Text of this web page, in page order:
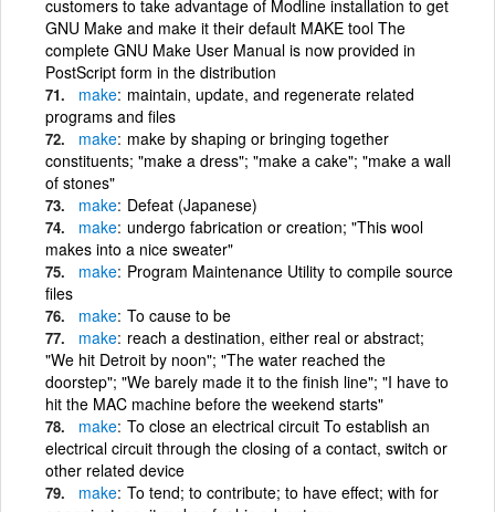
customers to take advantage of Modline installation to get
GNU Make and make it their default MAKE tool The
complete GNU Make User Manual is now provided in
PostScript form in the distribution
make maintain, update, and regenerate related
programs and files
make make by shaping or bringing together
constituents; "make a dress"; "make a cake"; "make a wall
of stones"
make Defeat (Japanese)
make undergo fabrication or creation; "This wool
makes into a nice sweater"
make Program Maintenance Utility to compile source
files
make To cause to be
make reach a destination, either real or abstract;
"We hit Detroit by noon"; "The water reached the
doorstep"; "We barely made it to the finish line"; "I have to
hit the MAC machine before the weekend starts"
make To close an electrical circuit To establish an
electrical circuit through the closing of a contact, switch or
other related device
make To tend; to contribute; to have effect; with for